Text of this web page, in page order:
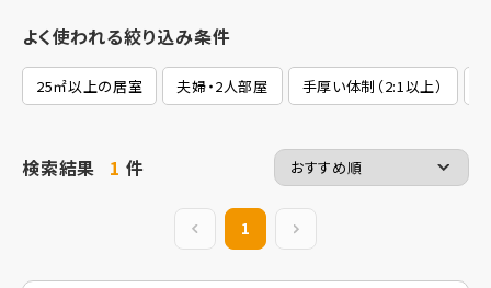
よく使われる絞り込み条件
25㎡以上の居室 夫婦・2人部屋 手厚い体制（2:1以上）
検索結果 1 件
前の20件
1